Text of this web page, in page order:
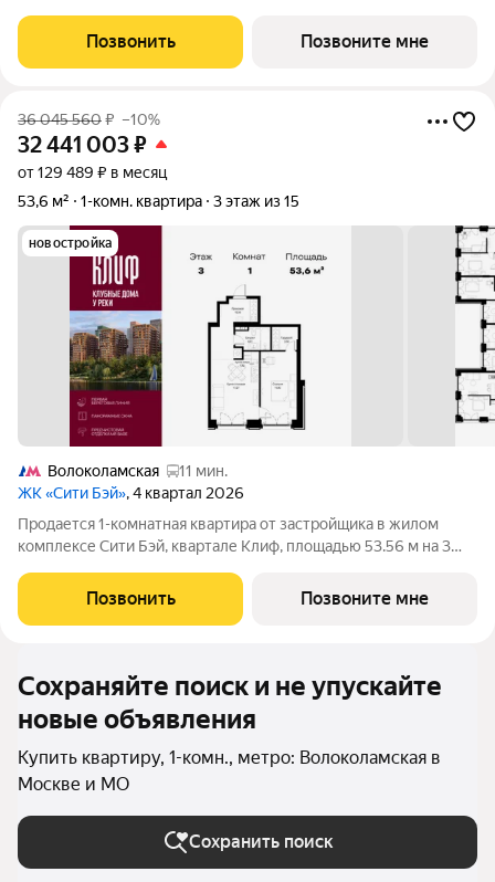
пять Клубных домов на первой линии озелененной
набережной Реки Москвы. Со
Позвонить Позвоните мне
36 045 560₽ –10%
32 441 003₽
от 129 489 ₽ в месяц
53,6 м²
1-комн. квартира 3 этаж из 15
новостройка
Волоколамская
11 мин.
ЖК «Сити Бэй», 4 квартал 2026
Продается 1-комнатная квартира от застройщика в жилом
комплексе Сити Бэй, квартале Клиф, площадью 53.56 м на 3
пять Клубных домов на первой линии озелененной
набережной Реки Москвы. Со
Позвонить Позвоните мне
Сохраняйте поиск и не упускайте
новые объявления
Купить квартиру, 1-комн., метро: Волоколамская в
Москве и МО
Сохранить поиск